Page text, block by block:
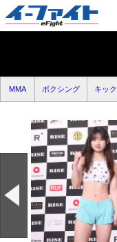
MMA ボクシング キック